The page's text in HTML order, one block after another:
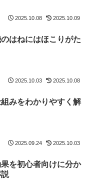
2025.10.08 2025.10.09
はねにはほこりがた
2025.10.03 2025.10.08
みをわかりやすく解
2025.09.24 2025.10.03
を初心者向けに分か